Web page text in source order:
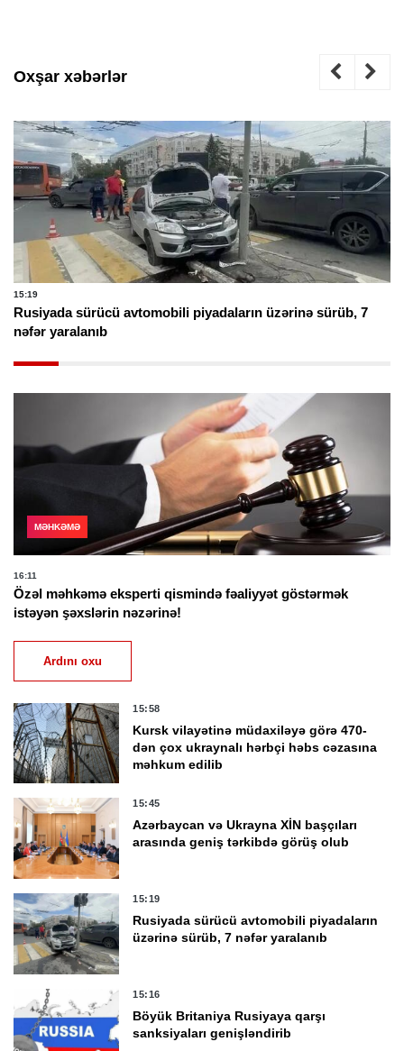
Oxşar xəbərlər
15:19
Rusiyada sürücü avtomobili piyadaların üzərinə sürüb, 7
nəfər yaralanıb
MƏHKƏMƏ
16:11
Özəl məhkəmə eksperti qismində fəaliyyət göstərmək
istəyən şəxslərin nəzərinə!
Ardını oxu
15:58
Kursk vilayətinə müdaxiləyə görə 470-
dən çox ukraynalı hərbçi həbs cəzasına
məhkum edilib
15:45
Azərbaycan və Ukrayna XİN başçıları
arasında geniş tərkibdə görüş olub
15:19
Rusiyada sürücü avtomobili piyadaların
üzərinə sürüb, 7 nəfər yaralanıb
15:16
Böyük Britaniya Rusiyaya qarşı
sanksiyaları genişləndirib